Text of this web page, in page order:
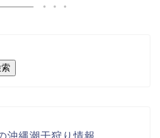
沖縄潮干狩り情報